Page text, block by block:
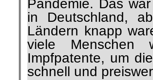
Pandemie. Das
in Deutschland,
Ländern knapp
viele
Impfpatente, um
schnell und